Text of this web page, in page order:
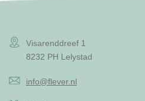
Visarenddreef 1
8232 PH Lelystad
info@flever.nl